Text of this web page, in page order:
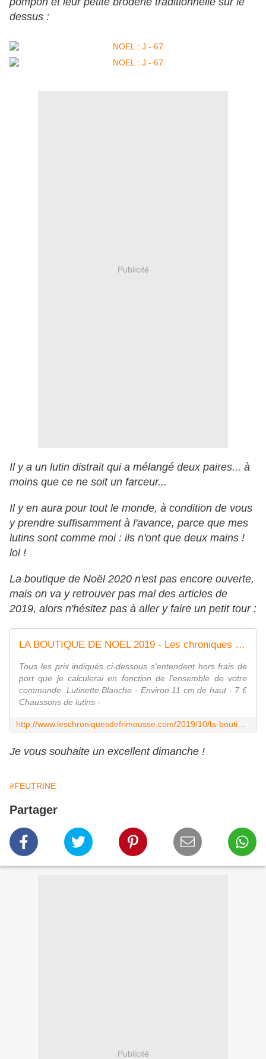
dessus :
Publicité
Il y a un lutin distrait qui a mélangé deux paires... à
moins que ce ne soit un farceur...
Il y en aura pour tout le monde, à condition de vous
y prendre suffisamment à l'avance, parce que mes
lutins sont comme moi : ils n'ont que deux mains !
lol !
La boutique de Noël 2020 n'est pas encore ouverte,
mais on va y retrouver pas mal des articles de
2019, alors n'hésitez pas à aller y faire un petit tour :
LA BOUTIQUE DE NOEL 2019 - Les chroniques de Frimousse
Tous les prix indiqués ci-dessous s'entendent hors frais de
port que je calculerai en fonction de l'ensemble de votre
commande. Lutinette Blanche - Environ 11 cm de haut - 7 €
Chaussons de lutins -
Je vous souhaite un excellent dimanche !
#FEUTRINE
Partager
Publicité